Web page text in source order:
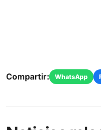
Compartir: WhatsApp